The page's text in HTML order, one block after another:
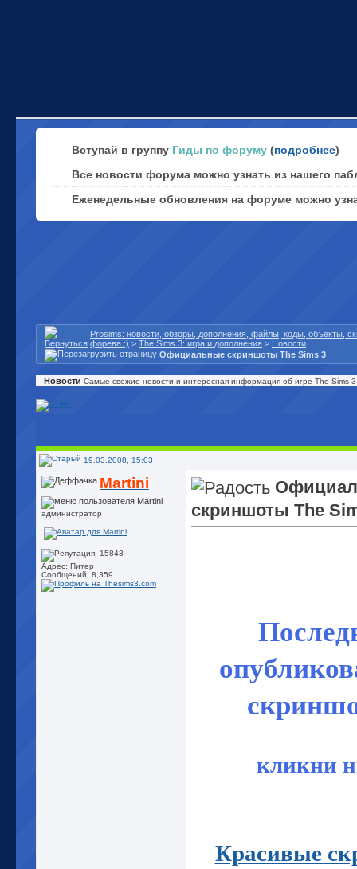
Вступай в группу Гиды по форуму (подробнее)
Все новости форума можно узнать из нашего
Еженедельные обновления на форуме можно
Prosims: новости, обзоры, дополнения, файлы, коды, объекты,
форева ;) > The Sims 3: игра и дополнения > Новости
Официальные скриншоты The Sims 3
Новости Самые свежие новости и интересная информация об игре The Sims
19.03.2008, 15:03
Martini
администратор
Адрес: Питер
Сообщений: 8,359
скриншоты The
кликни
Красивые